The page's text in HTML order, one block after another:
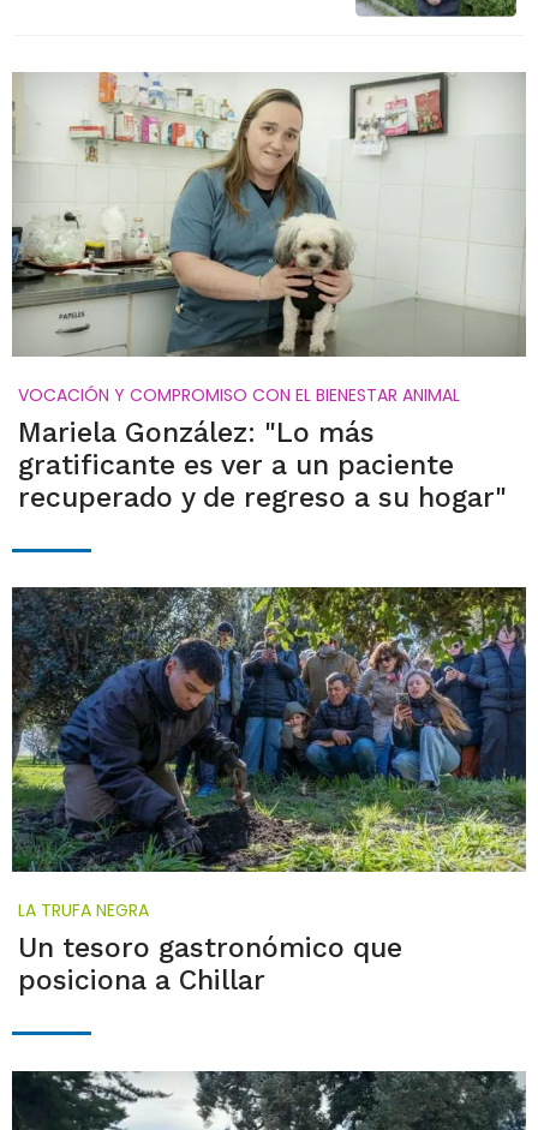
VOCACIÓN Y COMPROMISO CON EL BIENESTAR ANIMAL
Mariela González: "Lo más
gratificante es ver a un paciente
recuperado y de regreso a su hogar"
LA TRUFA NEGRA
Un tesoro gastronómico que
posiciona a Chillar